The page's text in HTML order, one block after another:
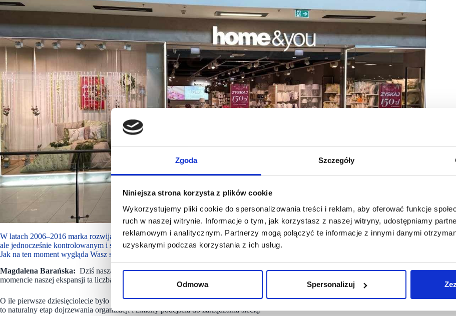
Zgoda Szczegóły
Niniejsza strona korzysta z plików cookie
Wykorzystujemy pliki cookie do spersonalizowania treści i reklam, aby oferować funkcje
ruch w naszej witrynie. Informacje o tym, jak korzystasz z naszej witryny, udostępniamy
reklamowym i analitycznym. Partnerzy mogą połączyć te informacje z innymi danymi
uzyskanymi podczas korzystania z ich usług.
Odmowa Spersonalizuj
Salon home &you
W latach 2006–2016 marka rozwijała się bardzo dynamicznie, osiągając liczbę stu salonów w dekadę. Można to nazwać szybkim,
ale jednocześnie kontrolowanym i spokojnym wzrostem. Co działo się w kolejnym dziesięcioleciu, czyli między rokiem 2016 a 2026?
Jak na ten moment wygląda Wasz stan posiadania i jak zmieniła się strategia dotycząca sieci stacjonarnej?
Magdalena Barańska: Dziś nasza sieć to ponad 130 salonów w Polsce oraz kilkanaście na rynkach zagranicznych. W szczytowym
momencie naszej ekspansji ta liczba przekraczała 150 lokalizacji w kraju.
O ile pierwsze dziesięciolecie było czasem dynamicznego rozwoju i intensywnego zwiększania skali, o tyle ostatnia dekada
to naturalny etap dojrzewania organizacji i zmiany podejścia do zarządzania siecią.